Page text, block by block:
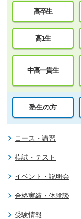
高卒生
高1生
中高一貫生
塾生の方
コース・講習
模試・テスト
イベント・説明会
合格実績・体験談
受験情報